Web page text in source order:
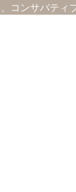
コンサバテ